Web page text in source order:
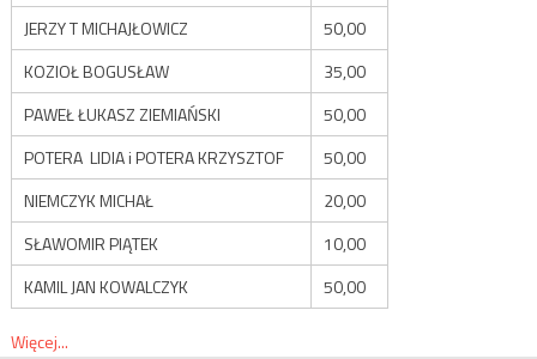
JERZY T MICHAJŁOWICZ
50,00
KOZIOŁ BOGUSŁAW
35,00
PAWEŁ ŁUKASZ ZIEMIAŃSKI
50,00
POTERA LIDIA i POTERA KRZYSZTOF
50,00
NIEMCZYK MICHAŁ
20,00
SŁAWOMIR PIĄTEK
10,00
KAMIL JAN KOWALCZYK
50,00
Więcej...